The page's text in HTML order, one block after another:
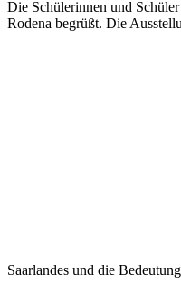
Die Schülerinnen und
Rodena begrüßt. Die
Saarlandes und die